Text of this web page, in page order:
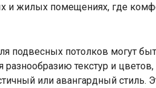
и жилых помещениях, где
подвесных потолков могут
текстур и цветов,
или авангардный стиль.